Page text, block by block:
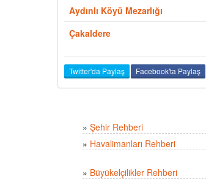
Aydınlı Köyü Mezarlığı
Çakaldere
Twitter'da Paylaş Facebook'ta Paylaş
» Şehir Rehberi
» Havalimanları Rehberi
» Büyükelçilikler Rehberi